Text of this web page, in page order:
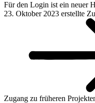
Für den Login ist ein neuer
23. Oktober 2023 erstellte
Zugang zu früheren